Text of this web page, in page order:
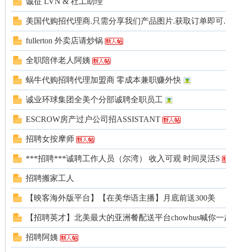
美国代购招代理商.只需分享我们产品图片.获取订单即可
fullerton 外卖店请炒锅
全职陪伴老人阿姨
蜗牛代购招聘代理加盟商 零成本兼职赚外快
诚业环球集团全美个分部诚聘全职员工
ESCROW房产过户公司招ASSISTANT
招聘女按摩师
***招聘***诚聘工作人员（尔湾） 收入可观 时间灵活S
招聘搬家工人
【映客海外版平台】【在美华语主播】月底前送300美
【招聘英才】北美最大的亚洲餐配送平台chowhus喊你
招聘阿姨